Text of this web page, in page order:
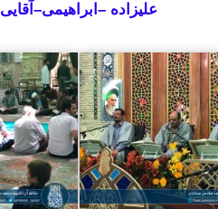
علیزاده –ابراهیمی–آقایی